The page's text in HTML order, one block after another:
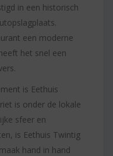
in een historisch
een moderne
het snel een
is Eethuis
is onder de lokale
sfeer en
is Eethuis Twintig
hand in hand